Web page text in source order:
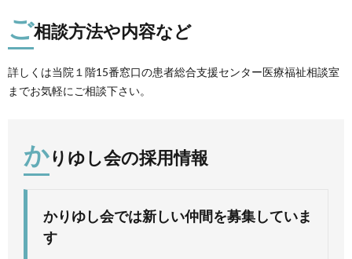
ご相談方法や内容など
詳しくは当院１階15番窓口の患者総合支援センター医療福祉相談室
までお気軽にご相談下さい。
かりゆし会の採用情報
かりゆし会では新しい仲間を募集していま
す